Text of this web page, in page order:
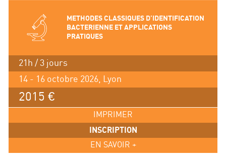
METHODES CLASSIQUES D’IDENTIFICATION
BACTERIENNE ET APPLICATIONS
PRATIQUES
21h / 3 jours
14 - 16 octobre 2026, Lyon
2015 €
IMPRIMER
INSCRIPTION
EN SAVOIR +